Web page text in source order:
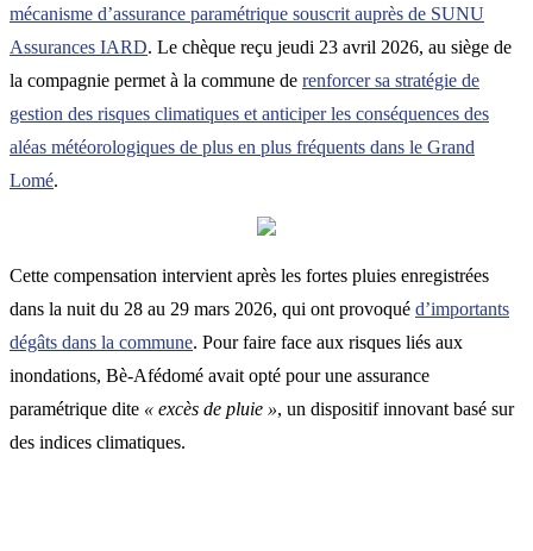
mécanisme d’assurance paramétrique souscrit auprès de SUNU
Assurances IARD. Le chèque reçu jeudi 23 avril 2026, au siège de
la compagnie permet à la commune de renforcer sa stratégie de
gestion des risques climatiques et anticiper les conséquences des
aléas météorologiques de plus en plus fréquents dans le Grand
Lomé.
Cette compensation intervient après les fortes pluies enregistrées
dans la nuit du 28 au 29 mars 2026, qui ont provoqué d’importants
dégâts dans la commune. Pour faire face aux risques liés aux
inondations, Bè-Afédomé avait opté pour une assurance
paramétrique dite « excès de pluie », un dispositif innovant basé sur
des indices climatiques.